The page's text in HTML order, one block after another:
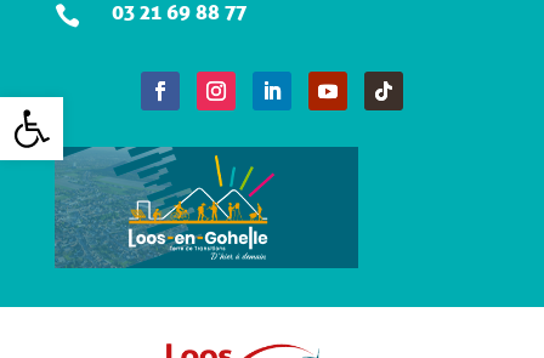
Ouvrir la barre d’outils
 03 21 69 88 77